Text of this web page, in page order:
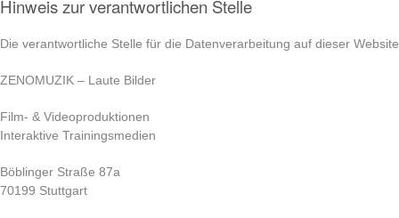
Hinweis zur verantwortlichen Stelle
Die verantwortliche Stelle für die Datenverarbeitung auf dieser
ZENOMUZIK – Laute Bilder
Film- & Videoproduktionen
Interaktive Trainingsmedien
Böblinger Straße 87a
70199 Stuttgart